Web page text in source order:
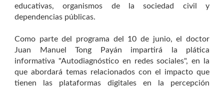
educativas, organismos de la sociedad civil y
dependencias públicas.
Como parte del programa del 10 de junio, el doctor
Juan Manuel Tong Payán impartirá la plática
informativa "Autodiagnóstico en redes sociales", en la
que abordará temas relacionados con el impacto que
tienen las plataformas digitales en la percepción